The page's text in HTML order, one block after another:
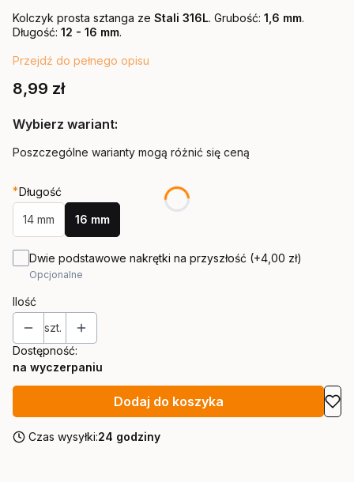
Kolczyk prosta sztanga ze Stali 316L. Grubość: 1,6 mm.
Długość: 12 - 16 mm.
Przejdź do pełnego opisu
Cena
8,99 zł
Wybierz wariant:
Poszczególne warianty mogą różnić się ceną
*Długość
14 mm 16 mm
Dwie podstawowe nakrętki na przyszłość (+4,00 zł)
Opcjonalne
Ilość
szt.
Dostępność:
na wyczerpaniu
Dodaj do koszyka
Czas wysyłki:24 godziny